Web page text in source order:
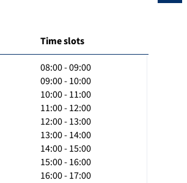
Time slots
08:00 - 09:00
09:00 - 10:00
10:00 - 11:00
11:00 - 12:00
12:00 - 13:00
13:00 - 14:00
14:00 - 15:00
15:00 - 16:00
16:00 - 17:00